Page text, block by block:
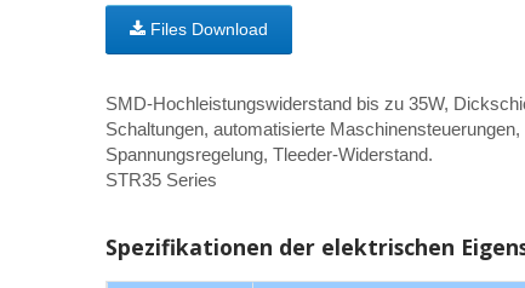
Files Download
SMD-Hochleistungswiderstand bis zu 35W,
Schaltungen, automatisierte
Spannungsregelung, Tleeder-Widerstand.
STR35 Series
Spezifikationen der elektrischen